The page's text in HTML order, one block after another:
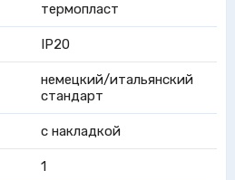
термопласт
IP20
немецкий/итальянский
стандарт
с накладкой
1